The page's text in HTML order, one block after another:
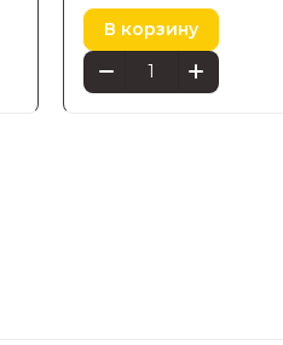
В корзину